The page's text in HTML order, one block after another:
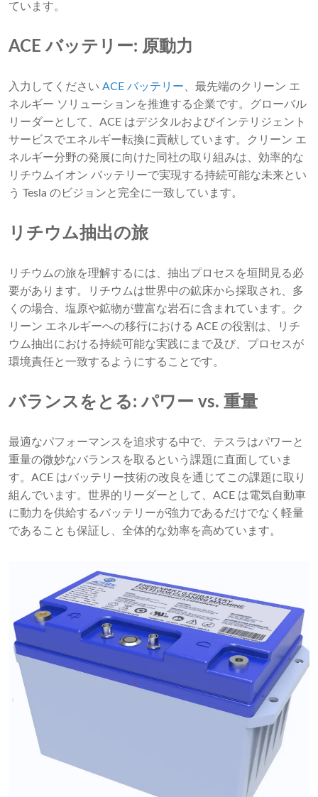
ています。
ACE バッテリー: 原動力
入力してください ACE バッテリー 、最先端のクリーン エ
ネルギー ソリューションを推進する企業です。グローバル
リーダーとして、ACE はデジタルおよびインテリジェント
サービスでエネルギー転換に貢献しています。クリーン エ
ネルギー分野の発展に向けた同社の取り組みは、効率的な
リチウムイオン バッテリーで実現する持続可能な未来とい
う Tesla のビジョンと完全に一致しています。
リチウム抽出の旅
リチウムの旅を理解するには、抽出プロセスを垣間見る必
要があります。リチウムは世界中の鉱床から採取され、多
くの場合、塩原や鉱物が豊富な岩石に含まれています。ク
リーン エネルギーへの移行における ACE の役割は、リチ
ウム抽出における持続可能な実践にまで及び、プロセスが
環境責任と一致するようにすることです。
バランスをとる: パワー vs. 重量
最適なパフォーマンスを追求する中で、テスラはパワーと
重量の微妙なバランスを取るという課題に直面していま
す。ACE はバッテリー技術の改良を通じてこの課題に取り
組んでいます。世界的リーダーとして、ACE は電気自動車
に動力を供給するバッテリーが強力であるだけでなく軽量
であることも保証し、全体的な効率を高めています。